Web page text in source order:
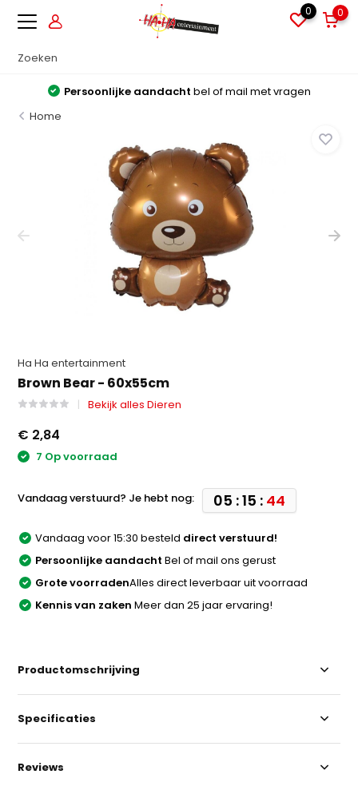
0 0
Persoonlijke aandacht bel of mail met vragen
Home
Ha Ha entertainment
Brown Bear - 60x55cm
Bekijk alles Dieren
€ 2,84
7 Op voorraad
Vandaag verstuurd? Je hebt nog: 05 : 15 : 44
Vandaag voor 15:30 besteld direct verstuurd!
Persoonlijke aandacht Bel of mail ons gerust
Grote voorradenAlles direct leverbaar uit voorraad
Kennis van zaken Meer dan 25 jaar ervaring!
Productomschrijving
Specificaties
Reviews